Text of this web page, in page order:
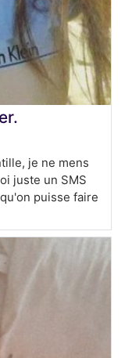
je ne mens
juste un SMS
puisse faire